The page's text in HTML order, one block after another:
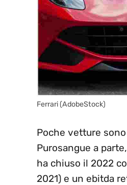
Ferrari (AdobeStock)
Poche vetture
Purosangue a
ha chiuso il 2022
2021) e un ebitda